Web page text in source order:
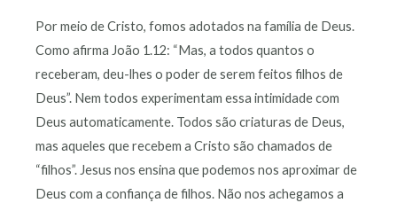
Por meio de Cristo, fomos adotados na família de Deus.
Como afirma João 1.12: “Mas, a todos quantos o
receberam, deu-lhes o poder de serem feitos filhos de
Deus”. Nem todos experimentam essa intimidade com
Deus automaticamente. Todos são criaturas de Deus,
mas aqueles que recebem a Cristo são chamados de
“filhos”. Jesus nos ensina que podemos nos aproximar de
Deus com a confiança de filhos. Não nos achegamos a